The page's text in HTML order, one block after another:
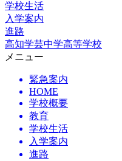
学校生活
入学案内
進路
高知学芸中学高等学校
メニュー
緊急案内
HOME
学校概要
教育
学校生活
入学案内
進路